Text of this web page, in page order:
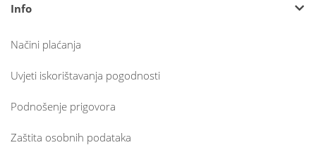
Info
Načini plaćanja
Uvjeti iskorištavanja pogodnosti
Podnošenje prigovora
Zaštita osobnih podataka